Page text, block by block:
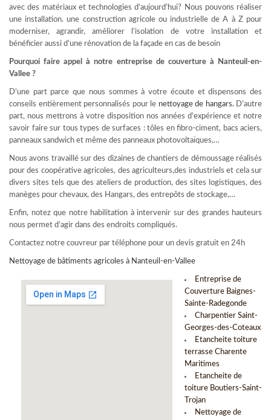
avec des matériaux et technologies d’aujourd’hui? Nous pouvons réaliser
une installation. une construction agricole ou industrielle de A à Z pour
moderniser, agrandir, améliorer l’isolation de votre installation et
bénéficier aussi d’une rénovation de la façade en cas de besoin
Pourquoi faire appel à notre entreprise de couverture à Nanteuil-en-
Vallee ?
D’une part parce que nous sommes à votre écoute et dispensons des
conseils entièrement personnalisés pour le nettoyage de hangars.D’autre
part, nous mettrons à votre disposition nos années d’expérience et notre
savoir faire sur tous types de surfaces : tôles en fibro-ciment, bacs aciers,
panneaux sandwich et même des panneaux photovoltaïques,…
Nous avons travaillé sur des dizaines de chantiers de démoussage réalisés
pour des coopérative agricoles, des agriculteurs,des industriels et cela sur
divers sites tels que des ateliers de production, des sites logistiques, des
manèges pour chevaux, des Hangars, des entrepôts de stockage,…
Enfin, notez que notre habilitation à intervenir sur des grandes hauteurs
nous permet d’agir dans des endroits compliqués.
Contactez notre couvreur par téléphone pour un devis gratuit en 24h
Nettoyage de bâtiments agricoles à Nanteuil-en-Vallee
Entreprise de
Couverture Baignes-
Sainte-Radegonde
Charpentier Saint-
Georges-des-Coteaux
Etancheite toiture
terrasse Charente
Maritimes
Etancheite de
toiture Boutiers-Saint-
Trojan
Nettoyage de